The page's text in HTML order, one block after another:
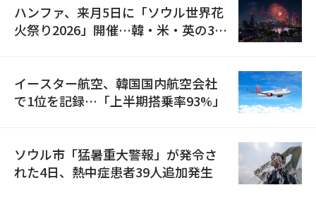
ハンファ、来月5日に「ソウル世界花
火祭り2026」開催…韓・米・英の3カ
イースター航空、韓国国内航空会社
で1位を記録…「上半期搭乗率93%」
ソウル市「猛暑重大警報」が発令さ
れた4日、熱中症患者39人追加発生